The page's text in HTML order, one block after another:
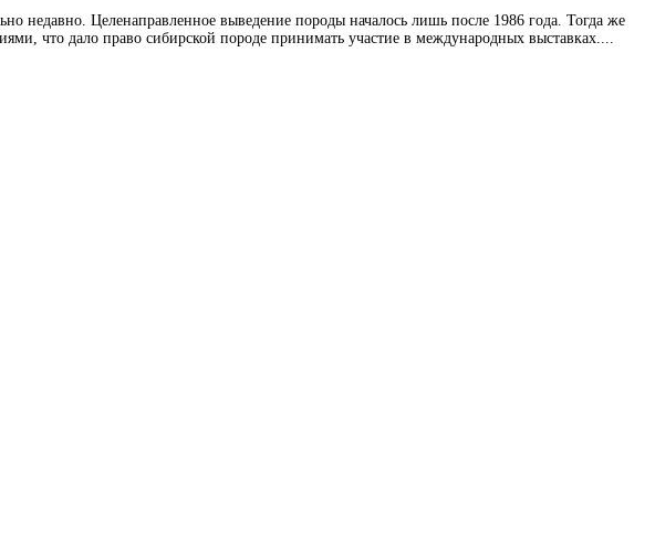
недавно. Целенаправленное выведение породы началось лишь после 1986 года. Тогда же
что дало право сибирской породе принимать участие в международных выставках....